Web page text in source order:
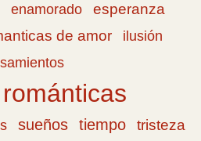
enamorado esperanza
de amor
ilusión
románticas
sueños tiempo
tristeza